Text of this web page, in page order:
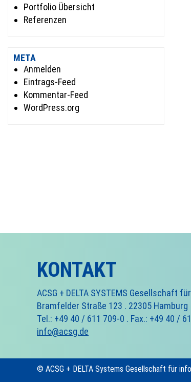
Portfolio Übersicht
Referenzen
META
Anmelden
Eintrags-Feed
Kommentar-Feed
WordPress.org
KONTAKT
ACSG + DELTA SYSTEMS Gesellschaft
Bramfelder Straße 123 . 22305 Hamburg
Tel.: +49 40 / 611 709-0 . Fax.: +49 40 /
info@acsg.de
© ACSG + DELTA Systems Gesellschaft für